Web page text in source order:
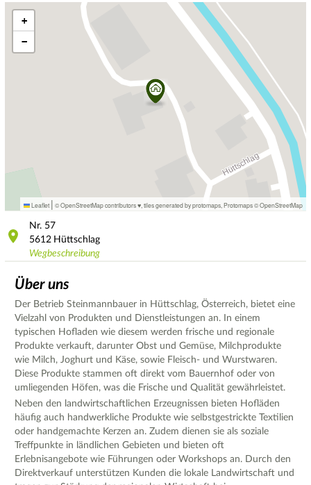
+
−
Leaflet | © OpenStreetMap contributors ♥, tiles generated by protomaps Protomaps©OpenStreetMap
Nr. 57
5612 Hüttschlag
Wegbeschreibung
Über uns
Der Betrieb Steinmannbauer in Hüttschlag, Österreich, bietet eine
Vielzahl von Produkten und Dienstleistungen an. In einem
typischen Hofladen wie diesem werden frische und regionale
Produkte verkauft, darunter Obst und Gemüse, Milchprodukte
wie Milch, Joghurt und Käse, sowie Fleisch- und Wurstwaren.
Diese Produkte stammen oft direkt vom Bauernhof oder von
umliegenden Höfen, was die Frische und Qualität gewährleistet.
Neben den landwirtschaftlichen Erzeugnissen bieten Hofläden
häufig auch handwerkliche Produkte wie selbstgestrickte Textilien
oder handgemachte Kerzen an. Zudem dienen sie als soziale
Treffpunkte in ländlichen Gebieten und bieten oft
Erlebnisangebote wie Führungen oder Workshops an. Durch den
Direktverkauf unterstützen Kunden die lokale Landwirtschaft und